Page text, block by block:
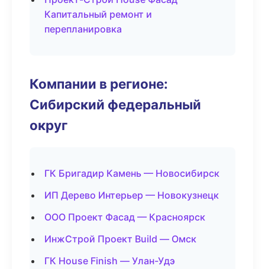
Капитальный ремонт и
перепланировка
Компании в регионе:
Сибирский федеральный
округ
ГК Бригадир Камень — Новосибирск
ИП Дерево Интерьер — Новокузнецк
ООО Проект Фасад — Красноярск
ИнжСтрой Проект Build — Омск
ГК House Finish — Улан-Удэ